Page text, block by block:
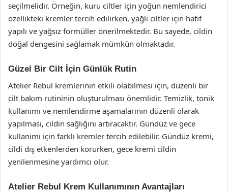
seçilmelidir. Örneğin, kuru ciltler için yoğun nemlendirici
özellikteki kremler tercih edilirken, yağlı ciltler için hafif
yapılı ve yağsız formüller önerilmektedir. Bu sayede, cildin
doğal dengesini sağlamak mümkün olmaktadır.
Güzel Bir Cilt İçin Günlük Rutin
Atelier Rebul kremlerinin etkili olabilmesi için, düzenli bir
cilt bakım rutininin oluşturulması önemlidir. Temizlik, tonik
kullanımı ve nemlendirme aşamalarının düzenli olarak
yapılması, cildin sağlığını artıracaktır. Gündüz ve gece
kullanımı için farklı kremler tercih edilebilir. Gündüz kremi,
cildi dış etkenlerden korurken, gece kremi cildin
yenilenmesine yardımcı olur.
Atelier Rebul Krem Kullanımının Avantajları